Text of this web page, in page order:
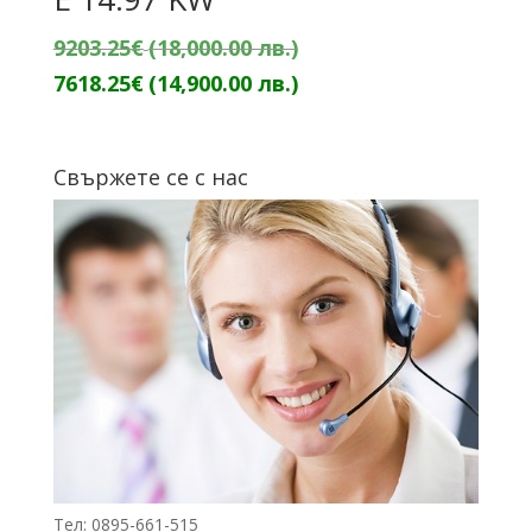
9203.25€(18,000.00 лв.)Original
price
лв.).
7618.25€ (14,900.00 лв.)Текущата
(14,900.00
лв.).
Свържете се с нас
Тел: 0895-661-515